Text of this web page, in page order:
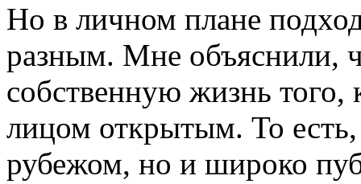
Но в личном плане
разным. Мне объяснили,
собственную жизнь
лицом открытым. То
рубежом, но и широко